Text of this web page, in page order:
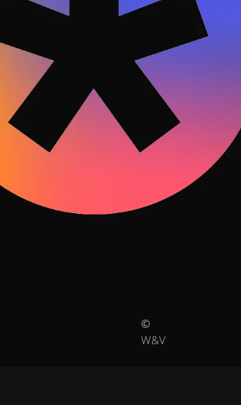
©
W&V